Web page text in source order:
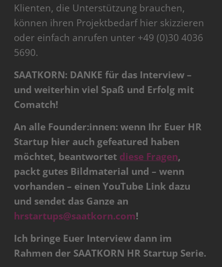
Klienten, die Unterstützung brauchen,
können ihren Projektbedarf hier skizzieren
oder einfach anrufen unter +49 (0)30 4036
5690.
SAATKORN: DANKE für das Interview –
und weiterhin viel Spaß und Erfolg mit
Comatch!
An alle Founder:innen: wenn Ihr Euer HR
Startup hier auch gefeatured haben
möchtet, beantwortet diese Fragen,
packt gutes Bildmaterial und – wenn
vorhanden – einen YouTube Link dazu
und sendet das Ganze an
hrstartups@saatkorn.com!
Ich bringe Euer Interview dann im
Rahmen der SAATKORN HR Startup Serie.